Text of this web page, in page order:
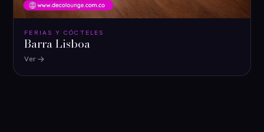
FERIAS Y CÓCTELES
Barra Lisboa
Ver